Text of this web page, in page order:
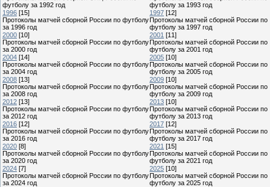
футболу за 1992 год
футболу за 1993 год
1996 [15]
Протоколы матчей сборной России по футболу
за 1996 год
1997 [12]
Протоколы матчей сборной России по
футболу за 1997 год
2000 [10]
Протоколы матчей сборной России по футболу
за 2000 год
2001 [11]
Протоколы матчей сборной России по
футболу за 2001 год
2004 [14]
Протоколы матчей сборной России по футболу
за 2004 год
2005 [10]
Протоколы матчей сборной России по
футболу за 2005 год
2008 [13]
Протоколы матчей сборной России по футболу
за 2008 год
2009 [10]
Протоколы матчей сборной России по
футболу за 2009 год
2012 [13]
Протоколы матчей сборной России по футболу
за 2012 год
2013 [10]
Протоколы матчей сборной России по
футболу за 2013 год
2016 [12]
Протоколы матчей сборной России по футболу
за 2016 год
2017 [12]
Протоколы матчей сборной России по
футболу за 2017 год
2020 [8]
Протоколы матчей сборной России по футболу
за 2020 год
2021 [15]
Протоколы матчей сборной России по
футболу за 2021 год
2024 [7]
Протоколы матчей сборной России по футболу
за 2024 год
2025 [10]
Протоколы матчей сборной России по
футболу за 2025 год